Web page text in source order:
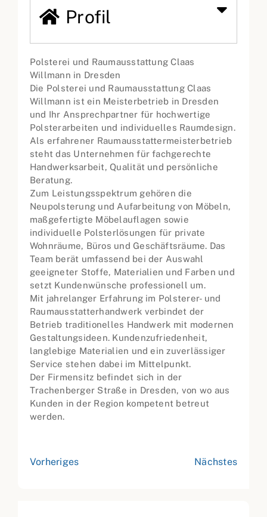
Profil
Polsterei und Raumausstattung Claas
Willmann in Dresden
Die Polsterei und Raumausstattung Claas
Willmann ist ein Meisterbetrieb in Dresden
und Ihr Ansprechpartner für hochwertige
Polsterarbeiten und individuelles Raumdesign.
Als erfahrener Raumausstattermeisterbetrieb
steht das Unternehmen für fachgerechte
Handwerksarbeit, Qualität und persönliche
Beratung.
Zum Leistungsspektrum gehören die
Neupolsterung und Aufarbeitung von Möbeln,
maßgefertigte Möbelauflagen sowie
individuelle Polsterlösungen für private
Wohnräume, Büros und Geschäftsräume. Das
Team berät umfassend bei der Auswahl
geeigneter Stoffe, Materialien und Farben und
setzt Kundenwünsche professionell um.
Mit jahrelanger Erfahrung im Polsterer- und
Raumausstatterhandwerk verbindet der
Betrieb traditionelles Handwerk mit modernen
Gestaltungsideen. Kundenzufriedenheit,
langlebige Materialien und ein zuverlässiger
Service stehen dabei im Mittelpunkt.
Der Firmensitz befindet sich in der
Trachenberger Straße in Dresden, von wo aus
Kunden in der Region kompetent betreut
werden.
Vorheriges Nächstes